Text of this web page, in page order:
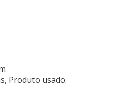
Produto usado.